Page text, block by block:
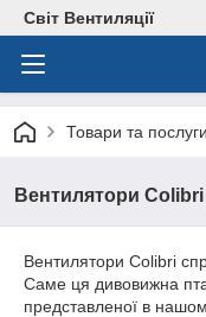
Світ Вентиляції
Товари та послуги
Вентилятори Colibri
Вентилятори Colibri
Саме ця дивовижна
представленої в